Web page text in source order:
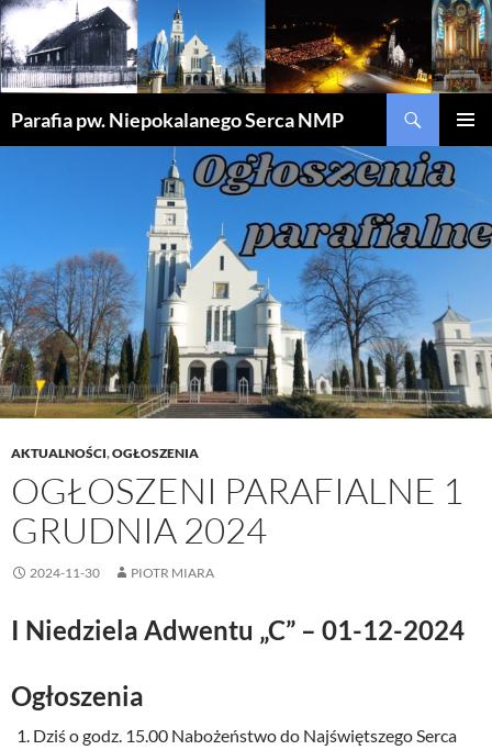
Parafia pw. Niepokalanego Serca NMP
AKTUALNOŚCI,OGŁOSZENIA
OGŁOSZENI PARAFIALNE 1
GRUDNIA 2024
2024-11-30 PIOTR MIARA
I Niedziela Adwentu „C” – 01-12-2024
Ogłoszenia
Dziś o godz. 15.00 Nabożeństwo do Najświętszego Serca